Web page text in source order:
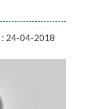
: 24-04-2018